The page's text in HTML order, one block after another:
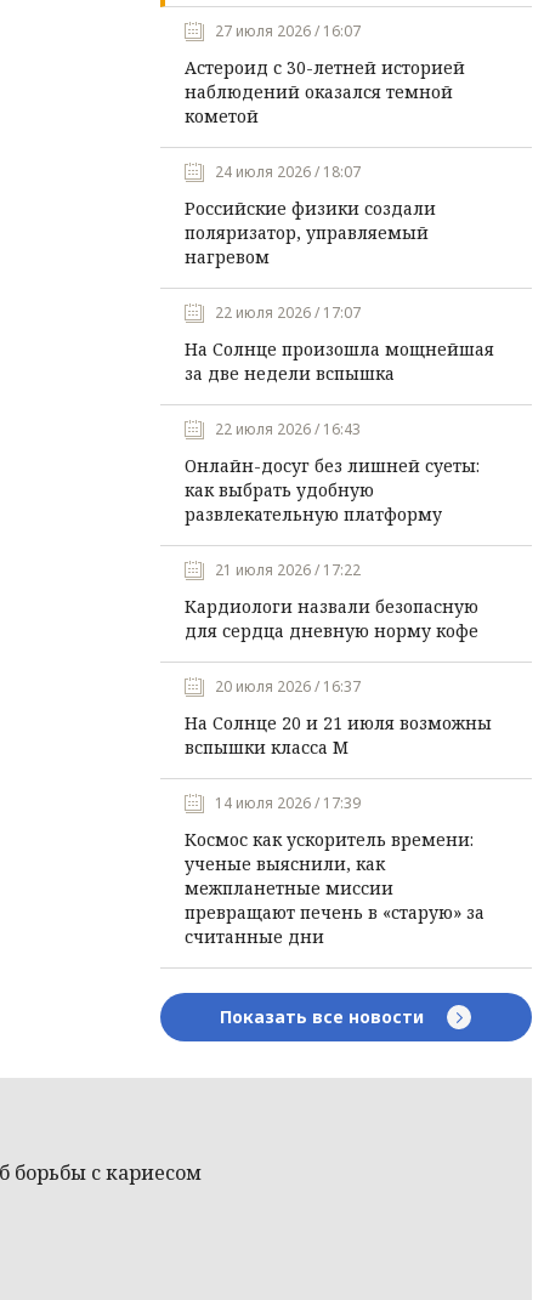
27 июля 2026 / 16:07
Астероид с 30-летней историей
наблюдений оказался темной
кометой
24 июля 2026 / 18:07
Российские физики создали
поляризатор, управляемый
нагревом
22 июля 2026 / 17:07
На Солнце произошла мощнейшая
за две недели вспышка
22 июля 2026 / 16:43
Онлайн-досуг без лишней суеты:
как выбрать удобную
развлекательную платформу
21 июля 2026 / 17:22
Кардиологи назвали безопасную
для сердца дневную норму кофе
20 июля 2026 / 16:37
На Солнце 20 и 21 июля возможны
вспышки класса М
14 июля 2026 / 17:39
Космос как ускоритель времени:
ученые выяснили, как
межпланетные миссии
превращают печень в «старую» за
считанные дни
Показать все новости
борьбы с кариесом